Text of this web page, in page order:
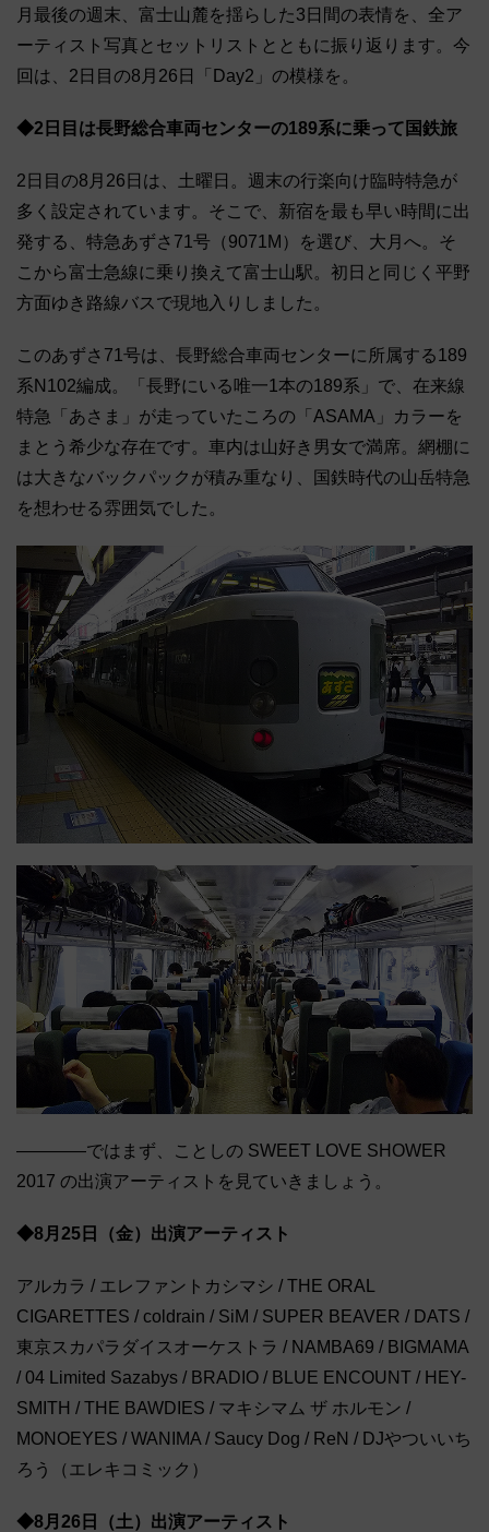
月最後の週末、富士山麓を揺らした3日間の表情を、全ア
ーティスト写真とセットリストとともに振り返ります。今
回は、2日目の8月26日「Day2」の模様を。
◆2日目は長野総合車両センターの189系に乗って国鉄旅
2日目の8月26日は、土曜日。週末の行楽向け臨時特急が
多く設定されています。そこで、新宿を最も早い時間に出
発する、特急あずさ71号（9071M）を選び、大月へ。そ
こから富士急線に乗り換えて富士山駅。初日と同じく平野
方面ゆき路線バスで現地入りしました。
このあずさ71号は、長野総合車両センターに所属する189
系N102編成。「長野にいる唯一1本の189系」で、在来線
特急「あさま」が走っていたころの「ASAMA」カラーを
まとう希少な存在です。車内は山好き男女で満席。網棚に
は大きなバックパックが積み重なり、国鉄時代の山岳特急
を想わせる雰囲気でした。
――――ではまず、ことしの SWEET LOVE SHOWER
2017 の出演アーティストを見ていきましょう。
◆8月25日（金）出演アーティスト
アルカラ / エレファントカシマシ / THE ORAL
CIGARETTES / coldrain / SiM / SUPER BEAVER / DATS /
東京スカパラダイスオーケストラ / NAMBA69 / BIGMAMA
/ 04 Limited Sazabys / BRADIO / BLUE ENCOUNT / HEY-
SMITH / THE BAWDIES / マキシマム ザ ホルモン /
MONOEYES / WANIMA / Saucy Dog / ReN / DJやついいち
ろう（エレキコミック）
◆8月26日（土）出演アーティスト